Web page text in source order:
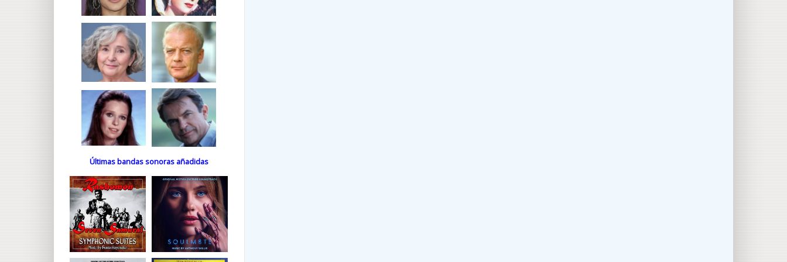
Últimas bandas sonoras añadidas